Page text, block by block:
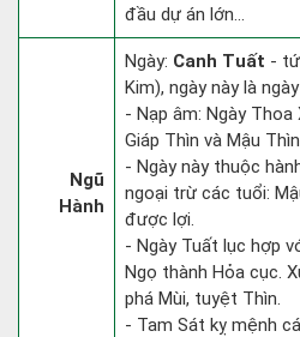
đầu dự án lớn...
Ngũ
Hành
Ngày: Canh Tuất -
Kim), ngày này là
- Nạp âm: Ngày Thoa
Giáp Thìn và Mậu
- Ngày này thuộc
ngoại trừ các tuổi:
được lợi.
- Ngày Tuất lục hợp
Ngọ thành Hỏa cục.
phá Mùi, tuyệt Thìn.
- Tam Sát kỵ mệnh